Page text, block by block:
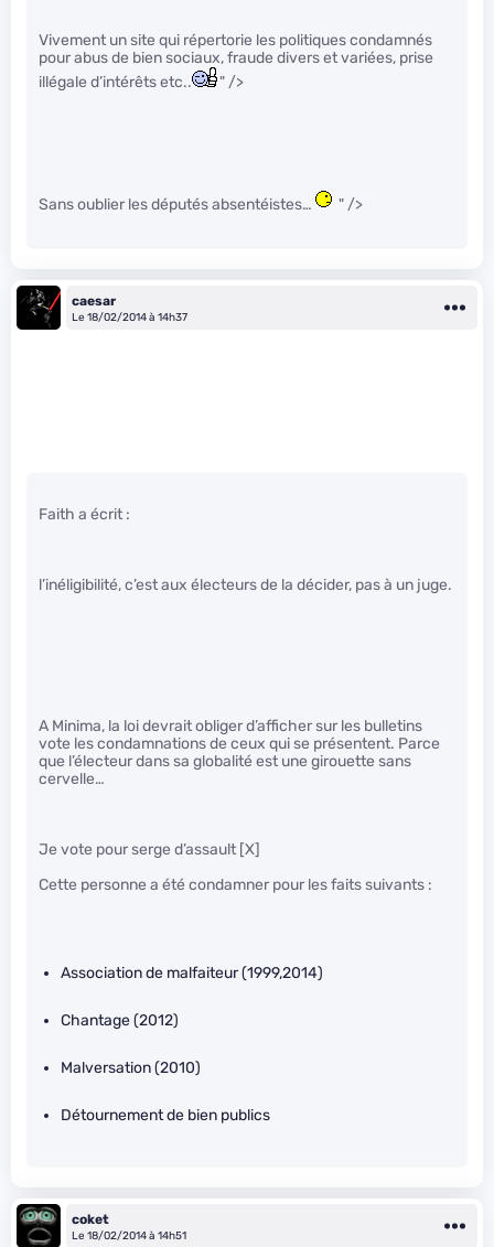
Vivement un site qui répertorie les politiques condamnés
pour abus de bien sociaux, fraude divers et variées, prise
illégale d’intérêts etc..
" />
Sans oublier les députés absentéistes… " />
caesar
Le 18/02/2014 à 14h37
Faith a écrit :
l’inéligibilité, c’est aux électeurs de la décider, pas à un juge.
A Minima, la loi devrait obliger d’afficher sur les bulletins
vote les condamnations de ceux qui se présentent. Parce
que l’électeur dans sa globalité est une girouette sans
cervelle…
Je vote pour serge d’assault [X]
Cette personne a été condamner pour les faits suivants :
Association de malfaiteur (1999,2014)
Chantage (2012)
Malversation (2010)
Détournement de bien publics
coket
Le 18/02/2014 à 14h51